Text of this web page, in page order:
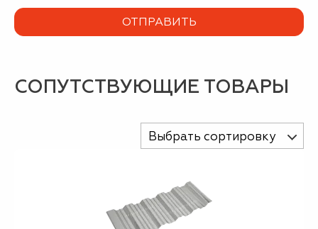
СОПУТСТВУЮЩИЕ ТОВАРЫ
Выбрать сортировку